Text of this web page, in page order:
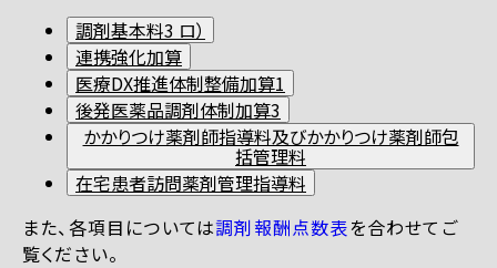
調剤基本料3 ロ）
連携強化加算
医療DX推進体制整備加算1
後発医薬品調剤体制加算3
かかりつけ薬剤師指導料及びかかりつけ薬剤師包
括管理料
在宅患者訪問薬剤管理指導料
また、各項目については調剤報酬点数表を合わせてご
覧ください。